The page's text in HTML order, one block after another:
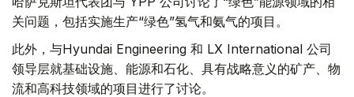
关问题，包括实施生产“绿色”氢气和氨气的项目。
此外，与Hyundai Engineering 和 LX International 公司
领导层就基础设施、能源和石化、具有战略意义的矿产、物
流和高科技领域的项目进行了讨论。